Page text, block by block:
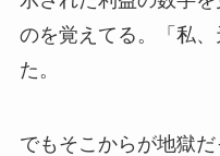
のを覚えてる。「私
た。
でもそこからが地獄だ